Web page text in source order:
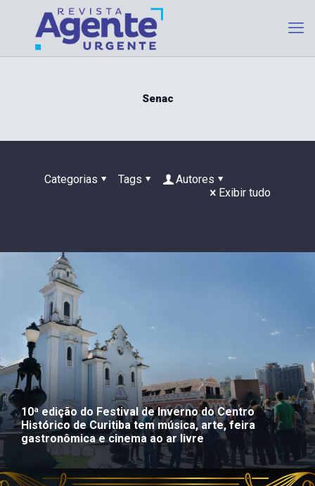
Senac
Categorias Tags
Autores
Exibir tudo
10ª edição do Festival de Inverno do Centro
Histórico de Curitiba tem música, arte, feira
gastronômica e cinema ao ar livre